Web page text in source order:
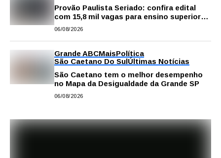
Provão Paulista Seriado: confira edital
com 15,8 mil vagas para ensino superior
público
06/08/2026
Grande ABCMaisPolítica
São Caetano Do SulÚltimas Notícias
São Caetano tem o melhor desempenho
no Mapa da Desigualdade da Grande SP
06/08/2026